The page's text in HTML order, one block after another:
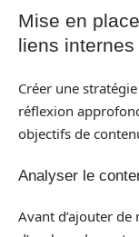
Mise en
liens internes
Créer une
réflexion
objectifs de
Analyser le
Avant d’ajouter